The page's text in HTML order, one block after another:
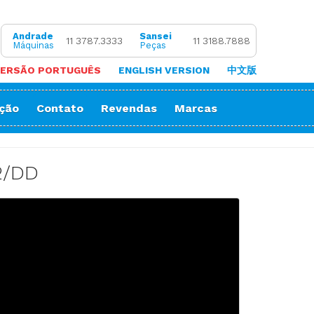
Contato Revendas Marcas
PORTUGUÊS ENGLISH VERSION 中文版
Andrade
Máquinas
11 3787.3333
Sansei
Peças
11 3188.7888
DD